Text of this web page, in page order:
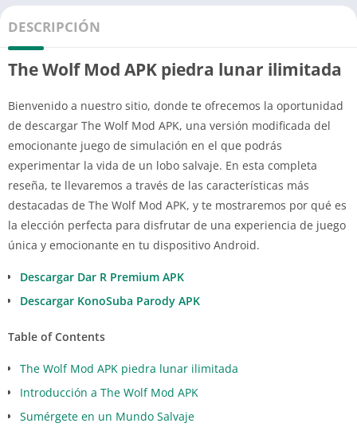
DESCRIPCIÓN
The Wolf Mod APK piedra lunar ilimitada
Bienvenido a nuestro sitio, donde te ofrecemos la oportunidad
de descargar The Wolf Mod APK, una versión modificada del
emocionante juego de simulación en el que podrás
experimentar la vida de un lobo salvaje. En esta completa
reseña, te llevaremos a través de las características más
destacadas de The Wolf Mod APK, y te mostraremos por qué es
la elección perfecta para disfrutar de una experiencia de juego
única y emocionante en tu dispositivo Android.
Descargar Dar R Premium APK
Descargar KonoSuba Parody APK
Table of Contents
The Wolf Mod APK piedra lunar ilimitada
Introducción a The Wolf Mod APK
Sumérgete en un Mundo Salvaje